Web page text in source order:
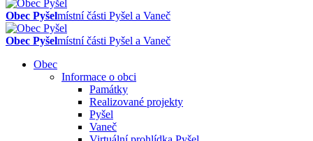
Obec Pyšelmístní části Pyšel a Vaneč
Obec Pyšelmístní části Pyšel a Vaneč
Obec
Informace o obci
Památky
Realizované projekty
Pyšel
Vaneč